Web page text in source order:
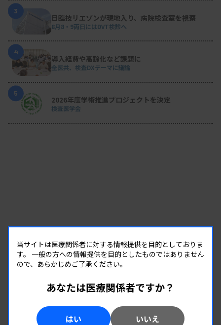
3
日臨技リエゾンが現地入り、病院検査室を視察
8月8・9両日にはDVT検診へ
4
導入経費や高齢化など課題に
全医共、検査DXテーマに議論
5
2026年度学術推進プロジェクトを決定
検査医学会
EVENT
イベント情報
当サイトは医療関係者に対する情報提供を目的としておりま
す。 一般の方への情報提供を目的としたものではありません
ので、あらかじめご了承ください。
あなたは医療関係者ですか？
はい いいえ